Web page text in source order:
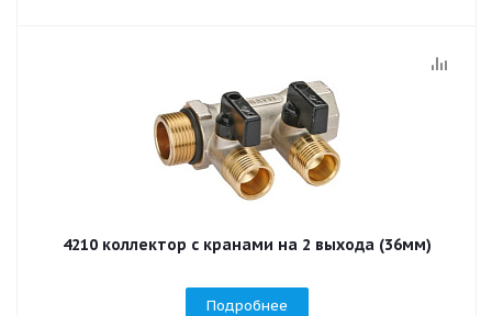
4210 коллектор с кранами на 2 выхода (36мм)
Подробнее